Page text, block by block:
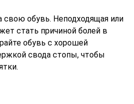
свою обувь. Неподходящая или
стать причиной болей в
обувь с хорошей
свода стопы, чтобы